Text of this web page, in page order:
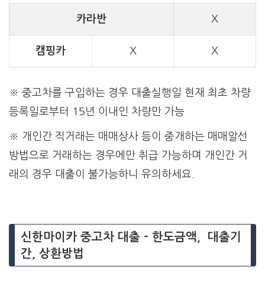
카라반 X
캠핑카 X X
※ 중고차를 구입하는 경우 대출실행일 현재 최초 차량
등록일로부터 15년 이내인 차량만 가능
※ 개인간 직거래는 매매상사 등이 중개하는 매매알선
방법으로 거래하는 경우에만 취급 가능하며 개인간 거
래의 경우 대출이 불가능하니 유의하세요.
신한마이카 중고차 대출 – 한도금액, 대출기
간, 상환방법